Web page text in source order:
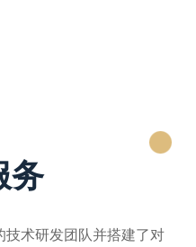
务
术研发团队并搭建了对